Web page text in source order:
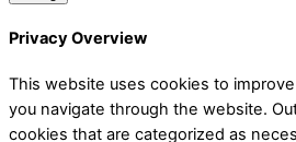
Privacy Overview
This website uses cookies to
you navigate through the website.
cookies that are categorized as